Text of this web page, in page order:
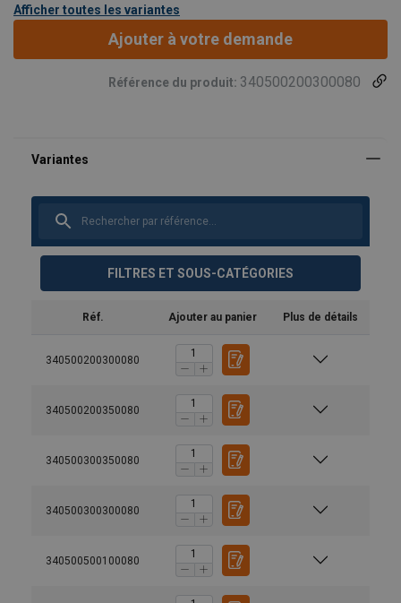
Afficher toutes les variantes
Ajouter à votre demande
Référence du produit: 340500200300080
FILTRES ET SOUS-CATÉGORIES
Réf. Ajouter au panier Plus de détails
340500200300080
340500200350080
340500300350080
340500300300080
340500500100080